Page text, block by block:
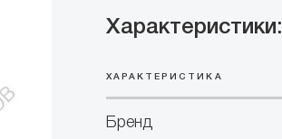
Характеристики:
ХАРАКТЕРИСТИКА
Бренд